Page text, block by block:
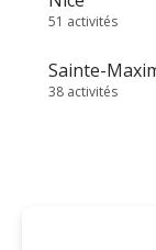
51 activités
Sainte-
38 activités